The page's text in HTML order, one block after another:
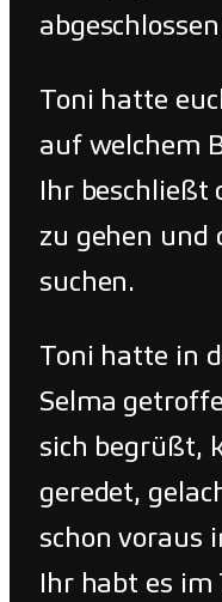
Toni hatte
auf welchem
Ihr beschließt
zu gehen und
suchen.
Toni hatte in
Selma
sich begrüßt,
geredet,
schon voraus
Ihr habt es im